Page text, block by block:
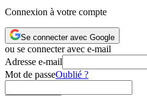
Connexion à votre compte
Se connecter avec Google
ou se connecter avec e-mail
Adresse e-mail
Mot de passeOublié ?